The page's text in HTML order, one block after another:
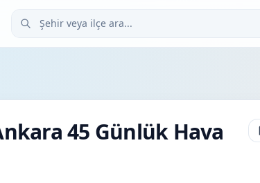
Şehir veya ilçe ara
45 Günlük Hava